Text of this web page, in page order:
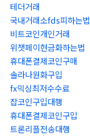
테더거래
국내거래소fds피하는법
비트코인개인거래
위챗페이현금화하는법
휴대폰결제코인구매
솔라나원화구입
fx믹싱최저수수료
잡코인구입대행
휴대폰결제코인구입
트론리플전송대행